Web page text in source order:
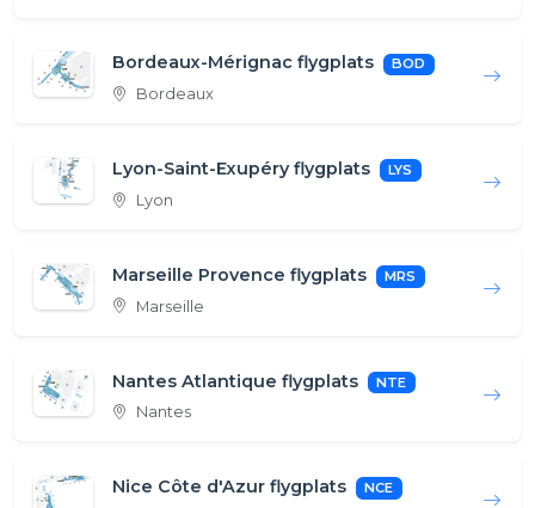
Bordeaux-Mérignac flygplats BOD
Bordeaux
Lyon-Saint-Exupéry flygplats LYS
Lyon
Marseille Provence flygplats MRS
Marseille
Nantes Atlantique flygplats NTE
Nantes
Nice Côte d'Azur flygplats NCE